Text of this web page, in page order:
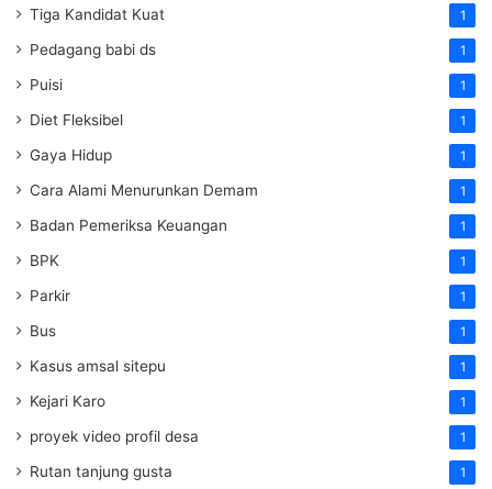
Tiga Kandidat Kuat 1
Pedagang babi ds 1
Puisi 1
Diet Fleksibel 1
Gaya Hidup 1
Cara Alami Menurunkan Demam 1
Badan Pemeriksa Keuangan 1
BPK 1
Parkir 1
Bus 1
Kasus amsal sitepu 1
Kejari Karo 1
proyek video profil desa 1
Rutan tanjung gusta 1